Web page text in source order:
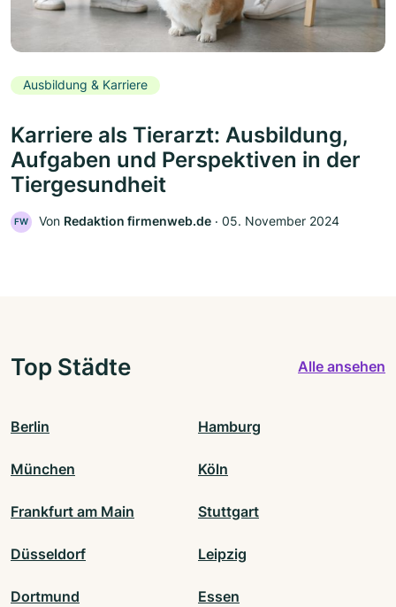
Ausbildung & Karriere
Karriere als Tierarzt: Ausbildung,
Aufgaben und Perspektiven in der
Tiergesundheit
FW Von Redaktion firmenweb.de ‧ 05. November 2024
Top Städte Alle ansehen
Berlin Hamburg
München Köln
Frankfurt am Main Stuttgart
Düsseldorf Leipzig
Dortmund Essen